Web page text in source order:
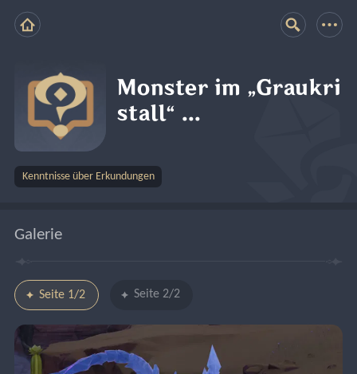
Monster im „Graukri
stall“ ...
Kenntnisse über Erkundungen
Galerie
Seite 1/2 Seite 2/2